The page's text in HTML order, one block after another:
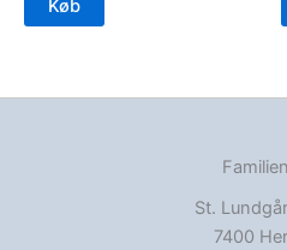
Køb
St.
7400